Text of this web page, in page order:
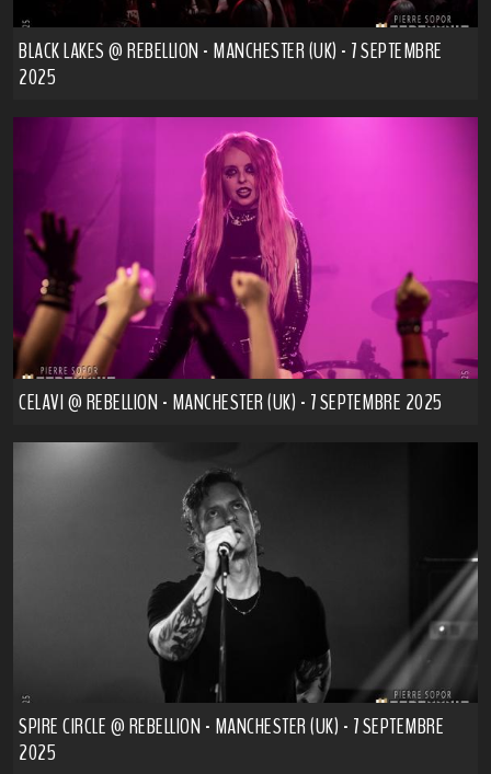
BLACK LAKES @ REBELLION - MANCHESTER (UK) - 7 SEPTEMBRE
2025
CELAVI @ REBELLION - MANCHESTER (UK) - 7 SEPTEMBRE 2025
SPIRE CIRCLE @ REBELLION - MANCHESTER (UK) - 7 SEPTEMBRE
2025